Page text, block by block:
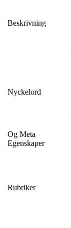
Beskrivning
Nyckelord
Og Meta
Egenskaper
Rubriker